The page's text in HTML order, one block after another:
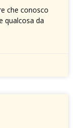
che conosco
qualcosa da